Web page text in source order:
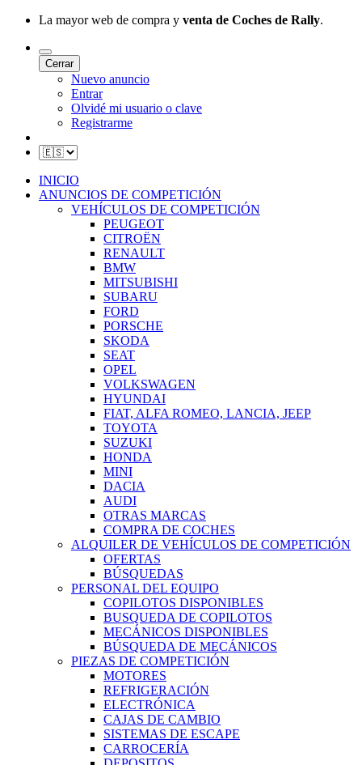
La mayor web de compra y venta de Coches de Rally.
Cerrar
Nuevo anuncio
Entrar
Olvidé mi usuario o clave
Registrarme
INICIO
ANUNCIOS DE COMPETICIÓN
VEHÍCULOS DE COMPETICIÓN
PEUGEOT
CITROËN
RENAULT
BMW
MITSUBISHI
SUBARU
FORD
PORSCHE
SKODA
SEAT
OPEL
VOLKSWAGEN
HYUNDAI
FIAT, ALFA ROMEO, LANCIA, JEEP
TOYOTA
SUZUKI
HONDA
MINI
DACIA
AUDI
OTRAS MARCAS
COMPRA DE COCHES
ALQUILER DE VEHÍCULOS DE COMPETICIÓN
OFERTAS
BÚSQUEDAS
PERSONAL DEL EQUIPO
COPILOTOS DISPONIBLES
BUSQUEDA DE COPILOTOS
MECÁNICOS DISPONIBLES
BÚSQUEDA DE MECÁNICOS
PIEZAS DE COMPETICIÓN
MOTORES
REFRIGERACIÓN
ELECTRÓNICA
CAJAS DE CAMBIO
SISTEMAS DE ESCAPE
CARROCERÍA